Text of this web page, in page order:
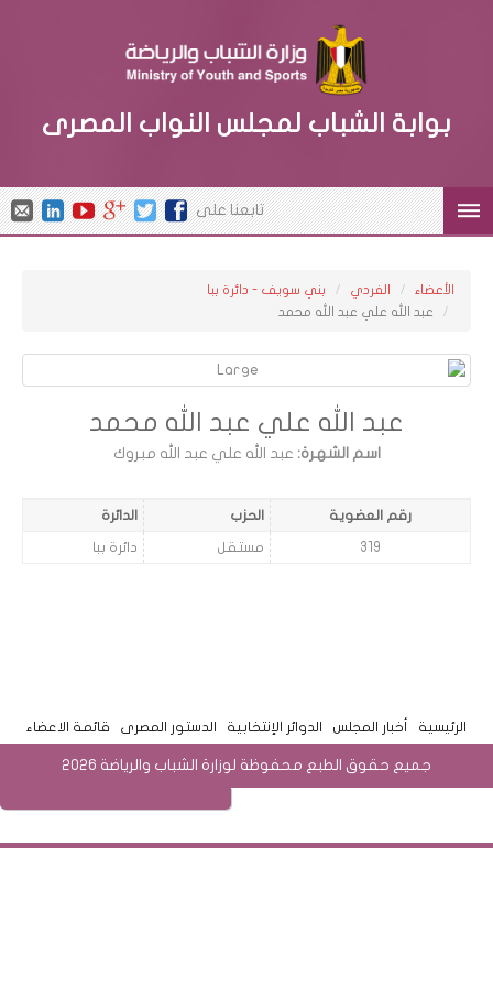
بوابة الشباب لمجلس النواب المصرى
تابعنا على
الأعضاء الفردي
بني سويف - دائرة ببا
عبد الله علي عبد الله محمد
عبد الله علي عبد الله محمد
اسم الشهرة: عبد الله علي عبد الله مبروك
رقم العضوية الحزب الدائرة
319 مستقل دائرة ببا
الرئيسية أخبار المجلس الدوائر الإنتخابية الدستور المصرى قائمة الاعضاء
جميع حقوق الطبع محفوظة لوزارة الشباب والرياضة 2026